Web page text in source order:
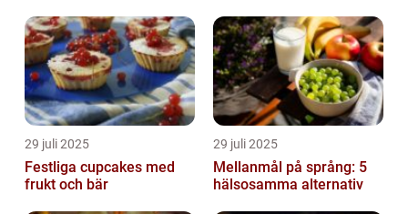
29 juli 2025
Festliga cupcakes med
frukt och bär
29 juli 2025
Mellanmål på språng: 5
hälsosamma alternativ